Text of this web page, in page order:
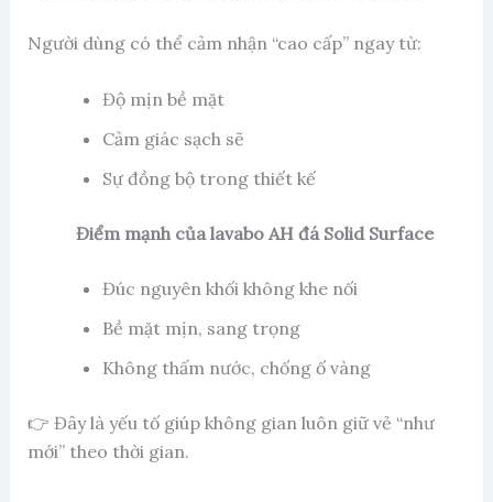
Người dùng có thể cảm nhận “cao cấp” ngay từ:
Độ mịn bề mặt
Cảm giác sạch sẽ
Sự đồng bộ trong thiết kế
Điểm mạnh của lavabo AH đá Solid Surface
Đúc nguyên khối không khe nối
Bề mặt mịn, sang trọng
Không thấm nước, chống ố vàng
👉 Đây là yếu tố giúp không gian luôn giữ vẻ “như
mới” theo thời gian.